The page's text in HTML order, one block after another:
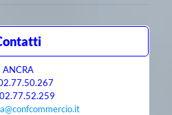
ANCRA